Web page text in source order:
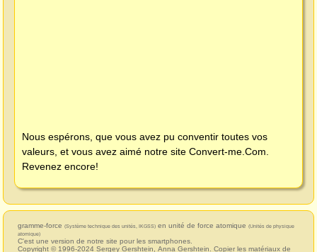
Nous espérons, que vous avez pu conventir toutes vos
valeurs, et vous avez aimé notre site Convert-me.Com
Revenez encore!
gramme-force (Système technique des unités, IKGSS) en unité de force atomique (Unités de physique
atomique)
C'est une version de notre site pour les smartphones.
Copyright © 1996-2024 Sergey Gershtein Anna Gershtein . Copier les matériaux de